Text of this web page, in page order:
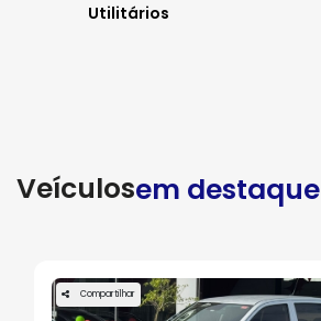
Utilitários
Veículosem destaque
Compartilhar